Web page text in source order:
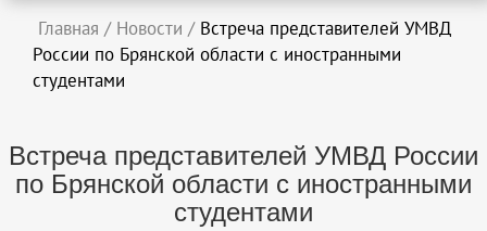
Главная / Новости / Встреча представителей УМВД
России по Брянской области с иностранными
студентами
Встреча представителей УМВД России
по Брянской области с иностранными
студентами